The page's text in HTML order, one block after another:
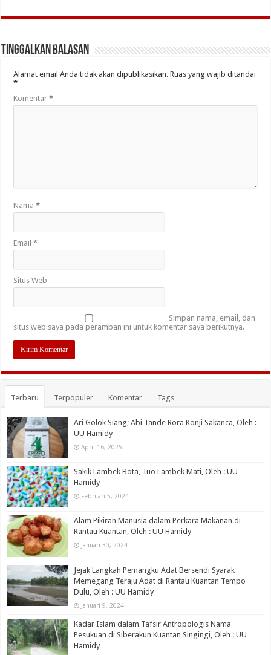
Tinggalkan Balasan
Alamat email Anda tidak akan dipublikasikan. Ruas yang wajib ditandai
*
Komentar*
Nama*
Email*
Situs Web
Simpan nama, email, dan
situs web saya pada peramban ini untuk komentar saya berikutnya.
Terbaru Terpopuler Komentar Tags
Ari Golok Siang; Abi Tande Rora Konji Sakanca, Oleh :
UU Hamidy
April 16, 2025
Sakik Lambek Bota, Tuo Lambek Mati, Oleh : UU
Hamidy
Februari 5, 2024
Alam Pikiran Manusia dalam Perkara Makanan di
Rantau Kuantan, Oleh : UU Hamidy
Januari 30, 2024
Jejak Langkah Pemangku Adat Bersendi Syarak
Memegang Teraju Adat di Rantau Kuantan Tempo
Dulu, Oleh : UU Hamidy
Januari 9, 2024
Kadar Islam dalam Tafsir Antropologis Nama
Pesukuan di Siberakun Kuantan Singingi, Oleh : UU
Hamidy